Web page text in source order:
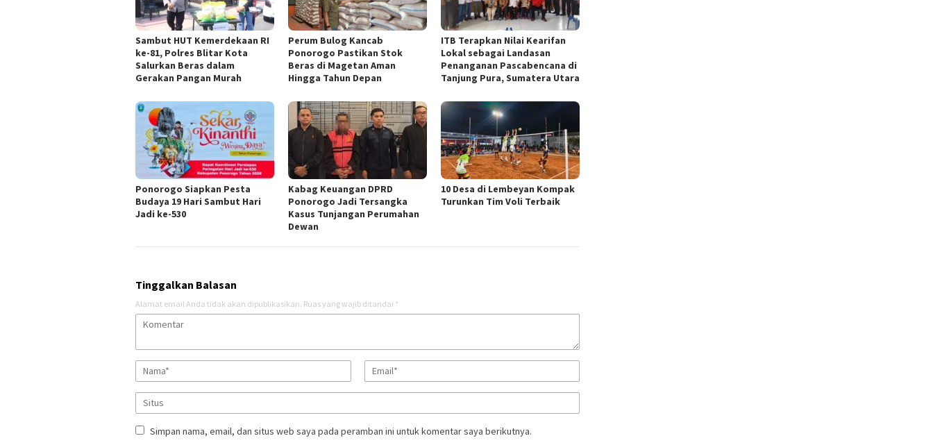
Sambut HUT Kemerdekaan RI
ke-81, Polres Blitar Kota
Salurkan Beras dalam
Gerakan Pangan Murah
Perum Bulog Kancab
Ponorogo Pastikan Stok
Beras di Magetan Aman
Hingga Tahun Depan
ITB Terapkan Nilai Kearifan
Lokal sebagai Landasan
Penanganan Pascabencana di
Tanjung Pura, Sumatera Utara
Ponorogo Siapkan Pesta
Budaya 19 Hari Sambut Hari
Jadi ke-530
Kabag Keuangan DPRD
Ponorogo Jadi Tersangka
Kasus Tunjangan Perumahan
Dewan
10 Desa di Lembeyan Kompak
Turunkan Tim Voli Terbaik
Tinggalkan Balasan
Alamat email Anda tidak akan dipublikasikan. Ruas yang wajib ditandai *
Simpan nama, email, dan situs web saya pada peramban ini untuk komentar saya berikutnya.